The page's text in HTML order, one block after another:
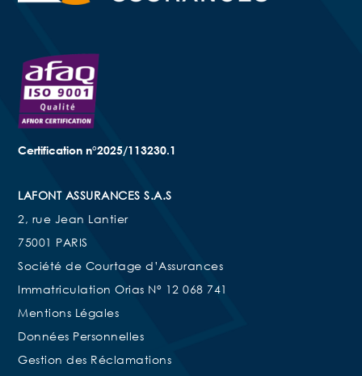
Certification n°2025/113230.1
LAFONT ASSURANCES S.A.S
2, rue Jean Lantier
75001 PARIS
Société de Courtage d’Assurances
Immatriculation Orias N° 12 068 741
Mentions Légales
Données Personnelles
Gestion des Réclamations